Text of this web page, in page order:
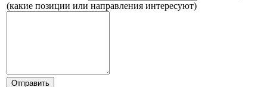
(какие позиции или направления интересуют)
Отправить